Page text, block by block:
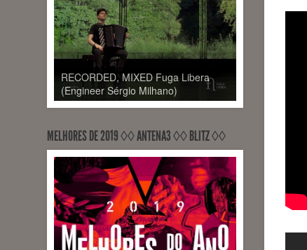
RECORDED, MIXED Fuga Libera
(Engineer Sérgio Milhano)
MELHORES DE 2019 ◊◊ ANTENA3 ◊◊ BLITZ ◊◊